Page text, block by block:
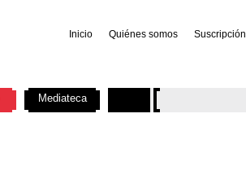
Inicio Quiénes somos Suscripción
Mediateca